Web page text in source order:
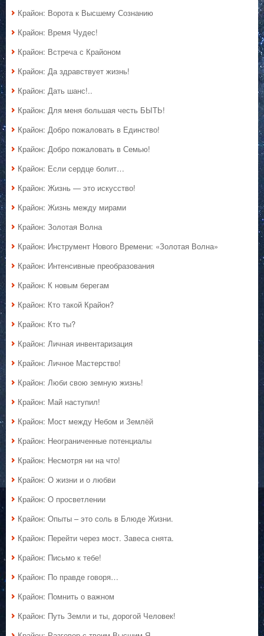
Крайон: Ворота к Высшему Сознанию
Крайон: Время Чудес!
Крайон: Встреча с Крайоном
Крайон: Да здравствует жизнь!
Крайон: Дать шанс!..
Крайон: Для меня большая честь БЫТЬ!
Крайон: Добро пожаловать в Единство!
Крайон: Добро пожаловать в Семью!
Крайон: Если сердце болит…
Крайон: Жизнь — это искусство!
Крайон: Жизнь между мирами
Крайон: Золотая Волна
Крайон: Инструмент Нового Времени: «Золотая Волна»
Крайон: Интенсивные преобразования
Крайон: К новым берегам
Крайон: Кто такой Крайон?
Крайон: Кто ты?
Крайон: Личная инвентаризация
Крайон: Личное Мастерство!
Крайон: Люби свою земную жизнь!
Крайон: Май наступил!
Крайон: Мост между Небом и Землёй
Крайон: Неограниченные потенциалы
Крайон: Несмотря ни на что!
Крайон: О жизни и о любви
Крайон: О просветлении
Крайон: Опыты – это соль в Блюде Жизни.
Крайон: Перейти через мост. Завеса снята.
Крайон: Письмо к тебе!
Крайон: По правде говоря…
Крайон: Помнить о важном
Крайон: Путь Земли и ты, дорогой Человек!